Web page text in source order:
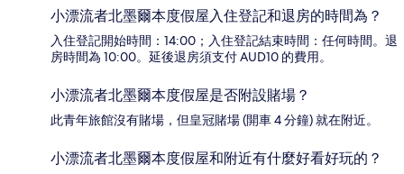
小漂流者北墨爾本度假屋入住登記和退房的時間為？
入住登記開始時間：14:00；入住登記結束時間：任何時間。退
房時間為 10:00。延後退房須支付 AUD10 的費用。
小漂流者北墨爾本度假屋是否附設賭場？
此青年旅館沒有賭場，但皇冠賭場 (開車 4 分鐘) 就在附近。
小漂流者北墨爾本度假屋和附近有什麼好看好玩的？